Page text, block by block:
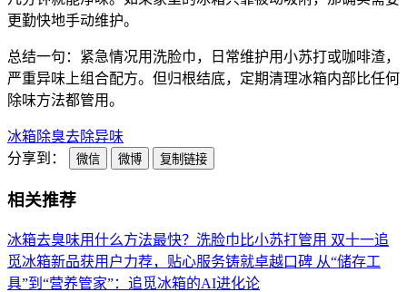
更勤快地手动维护。
总结一句：紧急情况用洗脸巾，日常维护用小苏打或咖啡渣，
严重异味上组合配方。但归根结底，定期清理冰箱内部比任何
除味方法都管用。
冰箱除臭去除异味
分享到：
微信 微博 复制链接
相关推荐
冰箱去臭味用什么方法最快？洗脸巾比小苏打管用 双十一追
觅冰箱新品获用户力荐，贴心服务铸就卓越口碑 从“储存工
具”到“营养管家”：追觅冰箱的AI进化论